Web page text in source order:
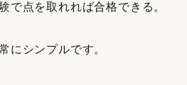
で点を取れれば合格できる。
にシンプルです。